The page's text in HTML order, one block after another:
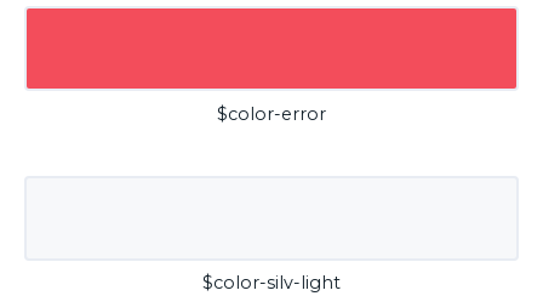
$color-error
$color-silv-light